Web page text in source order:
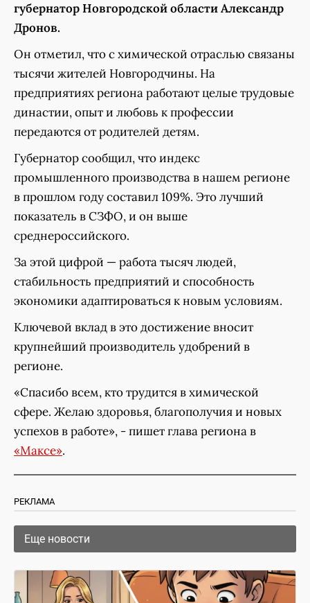
губернатор Новгородской области Александр
Дронов.
Он отметил, что с химической отраслью связаны
тысячи жителей Новгородчины. На
предприятиях региона работают целые трудовые
династии, опыт и любовь к профессии
передаются от родителей детям.
Губернатор сообщил, что индекс
промышленного производства в нашем регионе
в прошлом году составил 109%. Это лучший
показатель в СЗФО, и он выше
среднероссийского.
За этой цифрой — работа тысяч людей,
стабильность предприятий и способность
экономики адаптироваться к новым условиям.
Ключевой вклад в это достижение вносит
крупнейший производитель удобрений в
регионе.
«Спасибо всем, кто трудится в химической
сфере. Желаю здоровья, благополучия и новых
успехов в работе», - пишет глава региона в
«Максе».
РЕКЛАМА
Еще новости